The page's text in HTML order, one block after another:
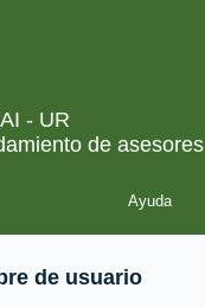
- UR
de asesores
Ayuda
de usuario